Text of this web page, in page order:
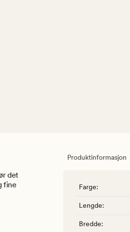
det
fine
Produktinformasjon
Farge:
Lengde:
Bredde: